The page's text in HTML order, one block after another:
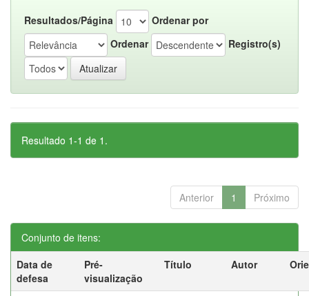
Resultados/Página
Ordenar por
Ordenar
Registro(s)
Resultado 1-1 de 1.
Anterior 1 Próximo
Conjunto de itens:
Data de
defesa
Pré-
visualização
Título Autor